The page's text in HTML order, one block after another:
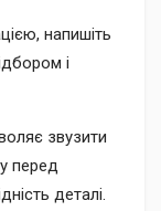
напишіть
і
звузити
перед
деталі.